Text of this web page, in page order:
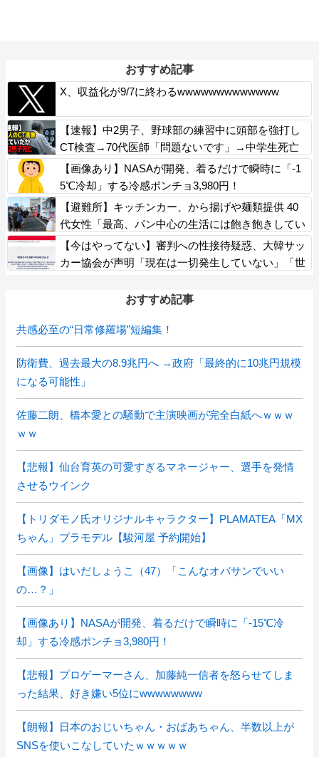
おすすめ記事
X、収益化が9/7に終わるwwwwwwwwwwwww
【速報】中2男子、野球部の練習中に頭部を強打し
CT検査→70代医師「問題ないです」→中学生死亡
「他人のCT画像みてました」
【画像あり】NASAが開発、着るだけで瞬時に「-1
5℃冷却」する冷感ポンチョ3,980円！
【避難所】キッチンカー、から揚げや麺類提供 40
代女性「最高、パン中心の生活には飽き飽きしてい
て、野菜不足も感じていた」→時事通信タイトル
「パンに飽き飽き」
【今はやってない】審判への性接待疑惑、大韓サッ
カー協会が声明「現在は一切発生していない」「世
おすすめ記事
共感必至の“日常修羅場”短編集！
防衛費、過去最大の8.9兆円へ →政府「最終的に10兆円規模
になる可能性」
佐藤二朗、橋本愛との騒動で主演映画が完全白紙へｗｗｗ
ｗｗ
【悲報】仙台育英の可愛すぎるマネージャー、選手を発情
させるウインク
【トリダモノ氏オリジナルキャラクター】PLAMATEA「MX
ちゃん」プラモデル【駿河屋 予約開始】
【画像】はいだしょうこ（47）「こんなオバサンでいい
の…？」
【画像あり】NASAが開発、着るだけで瞬時に「-15℃冷
却」する冷感ポンチョ3,980円！
【悲報】プロゲーマーさん、加藤純一信者を怒らせてしま
った結果、好き嫌い5位にwwwwwwww
【朗報】日本のおじいちゃん・おばあちゃん、半数以上が
SNSを使いこなしていたｗｗｗｗｗ